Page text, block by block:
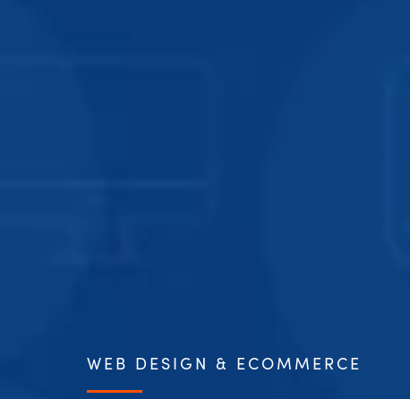
WEB DESIGN & ECOMMERCE